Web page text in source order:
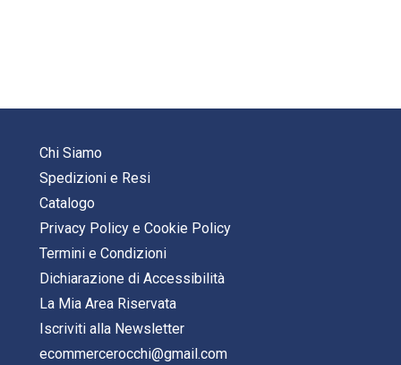
Chi Siamo
Spedizioni e Resi
Catalogo
Privacy Policy e Cookie Policy
Termini e Condizioni
Dichiarazione di Accessibilità
La Mia Area Riservata
Iscriviti alla Newsletter
ecommercerocchi@gmail.com